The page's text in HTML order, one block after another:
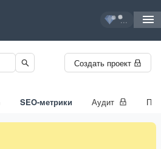
...
Создать проект
SEO-метрики Аудит